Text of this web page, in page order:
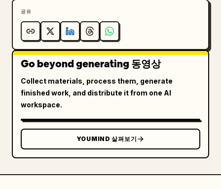
[00:06-00:08]
개선문 빠른 몽타주:
— 기념물 아래의 와이드 시네마틱 샷
— 점프 회전 전환
— 렌즈를 향해 똑바로 걸어오는 모습
— 빠르게 웃는 클로즈업
— 주변의 속도감 있는 도시 교통
드럼 비트에 맞춰 빠르고 활기차게 편집됩니다.
[00:08-00:10]
루브르 박물관 내부 모나리자 옆. 혼란스럽지만 즐거운
공유
Go beyond generating 동영상
Collect materials, process them, generate
finished work, and distribute it from one AI
workspace.
YOUMIND 살펴보기